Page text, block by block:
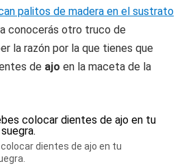
palitos de madera en el sustrato
conocerás otro truco de
la razón por la que tienes que
de ajo en la maceta de la
dientes de ajo en tu